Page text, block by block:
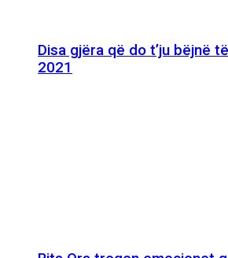
Disa gjëra që do t’ju bëjnë
2021